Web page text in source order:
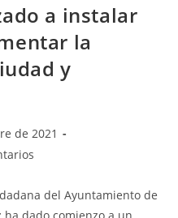
a instalar
la
y
de 2021
del Ayuntamiento de